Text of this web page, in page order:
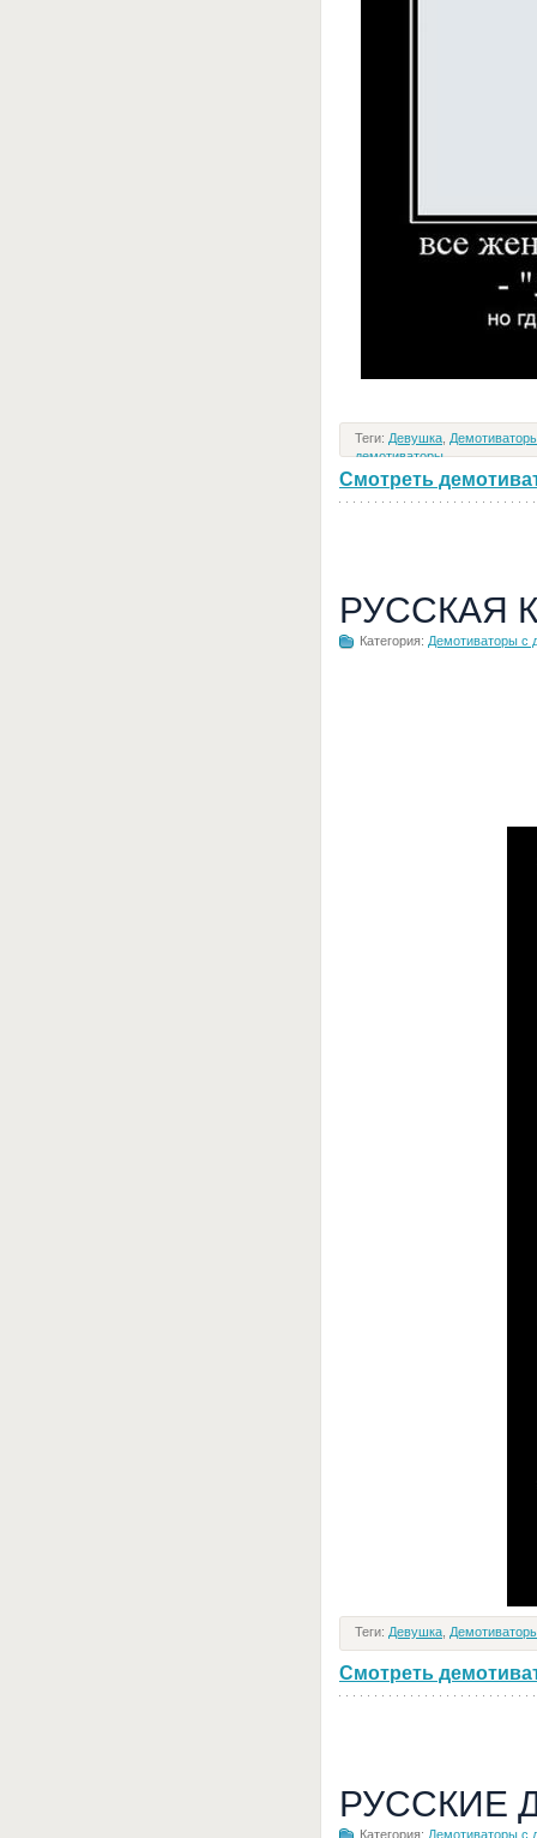
Теги: Девушка
демотиваторы
Смотреть
РУССКАЯ
Категория: Демотиваторы с
Теги: Девушка
Смотреть
РУССКИЕ
Категория: Демотиваторы с